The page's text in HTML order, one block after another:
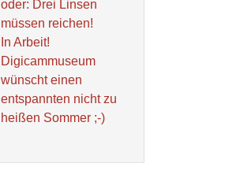
oder: Drei Linsen
müssen reichen!
In Arbeit!
Digicammuseum
wünscht einen
entspannten nicht zu
heißen Sommer ;-)